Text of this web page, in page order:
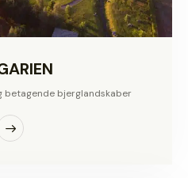
betagende bjerglandskaber